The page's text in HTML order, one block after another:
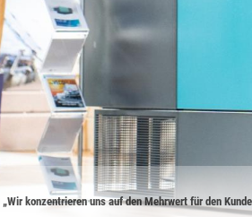
„Wir konzentrieren uns auf den Mehrwert für den